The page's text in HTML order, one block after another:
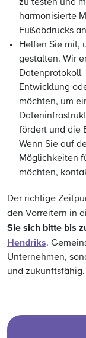
zu testen und
harmonisierte
Fußabdrucks
Helfen Sie mit,
gestalten. Wir
Datenprotokoll
Entwicklung
möchten, um
fördert und die
Wenn Sie auf
Möglichkeiten
möchten,
Der richtige
den Vorreitern in
Sie sich bitte bis
Hendriks.
Unternehmen,
und zukunftsfähig.